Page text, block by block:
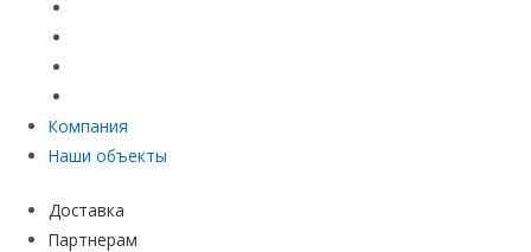
Компания
Наши объекты
Доставка
Партнерам